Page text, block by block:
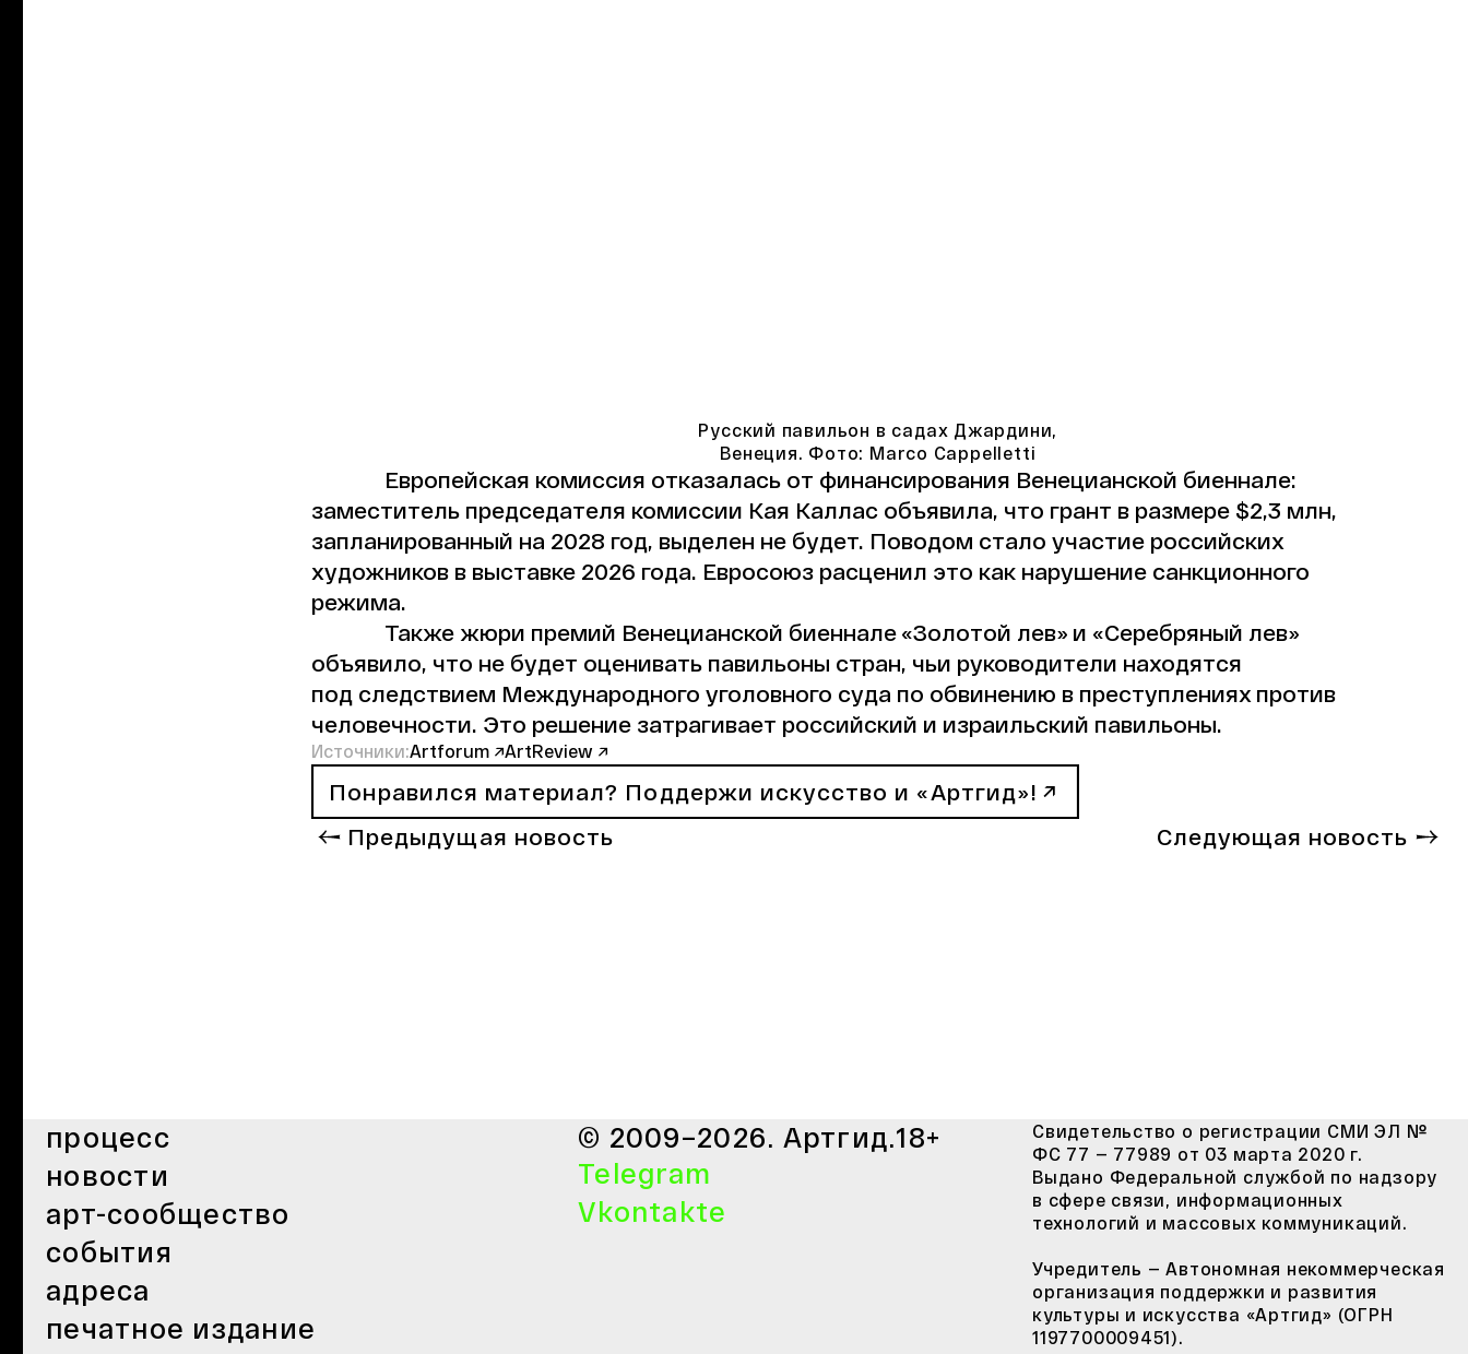
Русский павильон в садах Джардини,
Венеция. Фото: Marco Cappelletti
Европейская комиссия отказалась от финансирования Венецианской биеннале:
заместитель председателя комиссии Кая Каллас объявила, что грант в размере $2,3 млн,
запланированный на 2028 год, выделен не будет. Поводом стало участие российских
художников в выставке 2026 года. Евросоюз расценил это как нарушение санкционного
режима.
Также жюри премий Венецианской биеннале «Золотой лев» и «Серебряный лев»
объявило, что не будет оценивать павильоны стран, чьи руководители находятся
под следствием Международного уголовного суда по обвинению в преступлениях против
человечности. Это решение затрагивает российский и израильский павильоны.
Источники:Artforum ↗ArtReview ↗
Понравился материал? Поддержи искусство и «Артгид»!
Предыдущая новость
Следующая новость
процесс
новости
арт-сообщество
события
адреса
печатное издание
© 2009–2026. Артгид.18+
Telegram
Vkontakte
Свидетельство о регистрации СМИ ЭЛ №
ФС 77 — 77989 от 03 марта 2020 г.
Выдано Федеральной службой по надзору
в сфере связи, информационных
технологий и массовых коммуникаций.
Учредитель — Автономная некоммерческая
организация поддержки и развития
культуры и искусства «Артгид» (ОГРН
1197700009451).